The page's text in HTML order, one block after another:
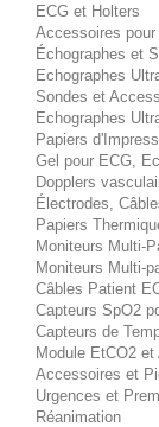
ECG et Holters
Accessoires
Échographes et
Echographes
Sondes et
Echographes
Papiers
Gel pour ECG,
Dopplers
Électrodes,
Papiers
Moniteurs Multi-
Moniteurs Multi-
Câbles Patient
Capteurs SpO2
Capteurs de
Module EtCO2
Accessoires et
Urgences et
Réanimation